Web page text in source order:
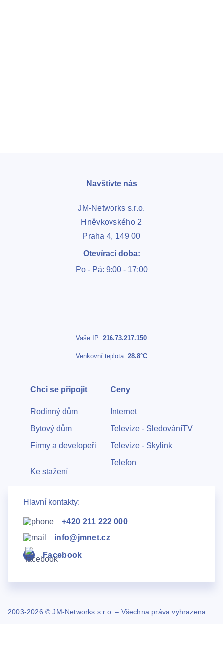
Vaše IP: 216.73.217.150
Venkovní teplota: 28.8°C
Navštivte nás
JM-Networks s.r.o.
Hněvkovského 2
Praha 4, 149 00
Otevírací doba:
Po - Pá: 9:00 - 17:00
Chci se připojit
Rodinný dům
Bytový dům
Firmy a developeři
Ke stažení
Ceny
Internet
Televize - SledováníTV
Televize - Skylink
Telefon
Hlavní kontakty:
+420 211 222 000
info@jmnet.cz
Facebook
2003-2026 © JM-Networks s.r.o. – Všechna práva vyhrazena